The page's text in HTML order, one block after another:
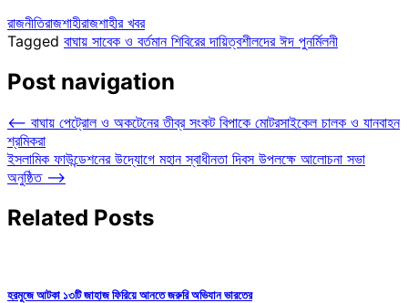
রাজনীতিরাজশাহীরাজশাহীর খবর
Tagged বাঘায় সাবেক ও বর্তমান শিবিরের দায়িত্বশীলদের ঈদ পুনর্মিলনী
Post navigation
⟵ বাঘায় পেট্রোল ও অকটেনের তীব্র সংকট বিপাকে মোটরসাইকেল চালক ও যানবাহন
শ্রমিকরা
ইসলামিক ফাউন্ডেশনের উদ্যোগে মহান স্বাধীনতা দিবস উপলক্ষে আলোচনা সভা
অনুষ্ঠিত ⟶
Related Posts
হরমুজে আটকা ১৩টি জাহাজ ফিরিয়ে আনতে জরুরি অভিযান ভারতের